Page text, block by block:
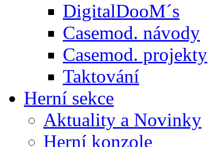
DigitalDooM´s
Casemod. návody
Casemod. projekty
Taktování
Herní sekce
Aktuality a Novinky
Herní konzole